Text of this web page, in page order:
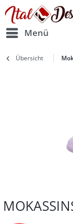
Zur Hauptnavigation
Menü
Übersicht